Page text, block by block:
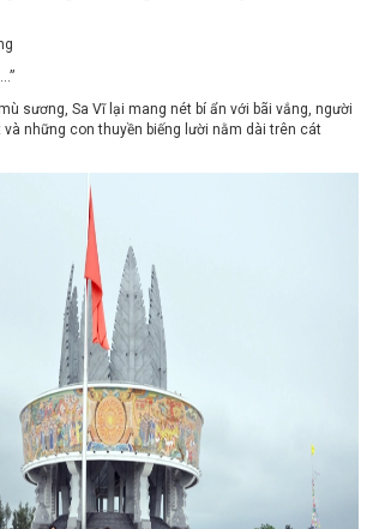
sương, Sa Vĩ lại mang nét bí ẩn với bãi vắng, người
những con thuyền biếng lười nằm dài trên cát